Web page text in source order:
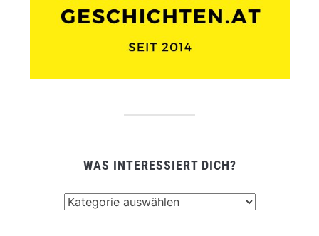
WAS INTERESSIERT DICH?